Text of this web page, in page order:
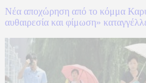
Νέα αποχώρηση από το κόμμα
αυθαιρεσία και φίμωση»